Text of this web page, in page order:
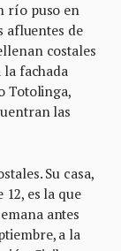
río puso en
afluentes de
costales
fachada
Totolinga,
las
Su casa,
12, es la que
antes
a la